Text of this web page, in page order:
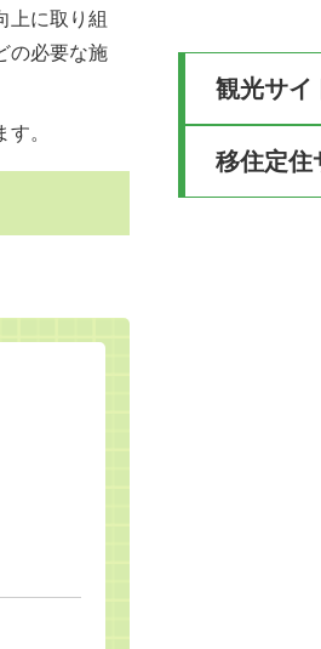
上に取り組
の必要な施
。
観光サイ
移住定住